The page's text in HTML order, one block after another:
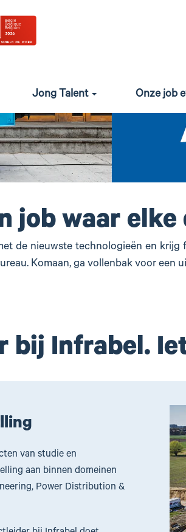
Jong Talent Onze job
job waar
de nieuwste technologieën en
Komaan, ga vollenbak voor
bij Infrabel.
van studie en
aan binnen domeinen
Power Distribution &